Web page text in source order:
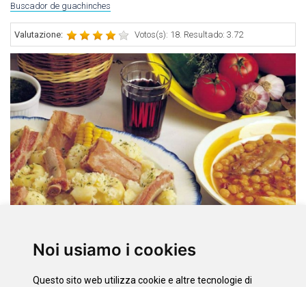
Noi usiamo i cookies
Questo sito web utilizza cookie e altre tecnologie di
Gastronomia
Il miele di Tenerife
Buscador de guachinches
Valutazione: Votos(s): 18. Resultado: 3.72